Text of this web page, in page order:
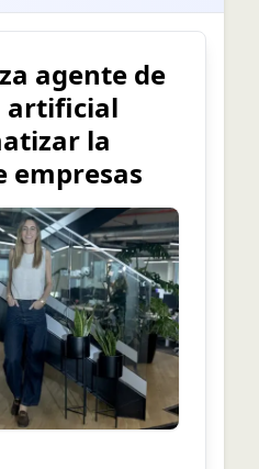
agente de
artificial
la
empresas